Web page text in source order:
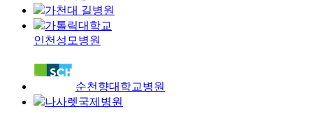
가천대 길병원
가톨릭대학교
인천성모병원
순천향대학교병원
나사렛국제병원